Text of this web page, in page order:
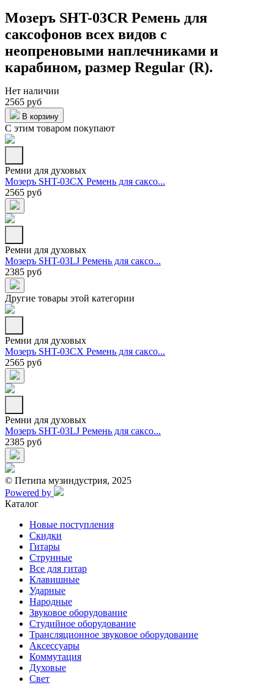
Мозеръ SHT-03CR Ремень для
саксофонов всех видов с
неопреновыми наплечниками и
карабином, размер Regular (R).
Нет наличии
2565 руб
В корзину
С этим товаром покупают
Ремни для духовых
Мозеръ SHT-03CX Ремень для саксо...
2565 руб
Ремни для духовых
Мозеръ SHT-03LJ Ремень для саксо...
2385 руб
Другие товары этой категории
Ремни для духовых
Мозеръ SHT-03CX Ремень для саксо...
2565 руб
Ремни для духовых
Мозеръ SHT-03LJ Ремень для саксо...
2385 руб
© Петипа музиндустрия, 2025
Powered by
Каталог
Новые поступления
Скидки
Гитары
Струнные
Все для гитар
Клавишные
Ударные
Народные
Звуковое оборудование
Студийное оборудование
Трансляционное звуковое оборудование
Аксессуары
Коммутация
Духовые
Свет